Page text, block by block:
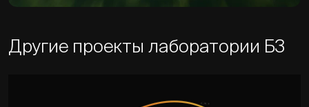
Другие проекты лаборатории Б3